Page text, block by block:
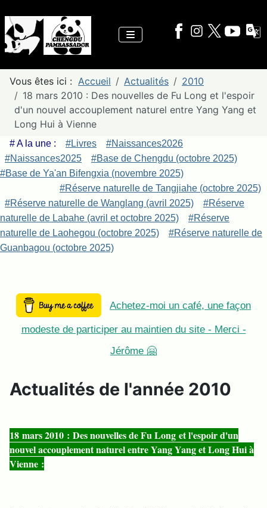
Vous êtes ici : Accueil Actualités
2010
18 mars 2010 : Des nouvelles de Fu Long et l'espoir
d'un nouvel accouplement naturel entre Yang Yang et
Long Hui à Vienne
# A la une : #Livres
#Naissances2026
#Naissances2025
#Base de Chengdu (octobre 2025)
#Base de Ya'an Bifengxia (novembre 2025)
#Réserve naturelle de Tangjiahe (octobre 2025)
#Réserve naturelle de Wanglang (avril 2025)
#Réserve
naturelle de Labahe (avril et octobre 2025)
#Réserve
naturelle de Laohegou (octobre 2025)
#Réserve naturelle de
Guanbagou (octobre 2025)
Achetez-moi un café, une façon
modeste de participer au maintien du site - Merci -
Jérôme 🤗
Actualités de l'année 2010
18 mars 2010 : Des nouvelles de Fu Long et l'espoir d'un
nouvel accouplement naturel entre Yang Yang et Long Hui à
Vienne :